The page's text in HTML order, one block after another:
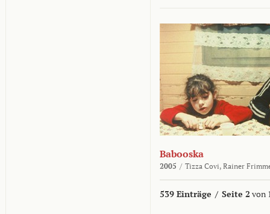
Babooska
2005 / Tizza Covi, Rainer
539 Einträge / Seite 2 von